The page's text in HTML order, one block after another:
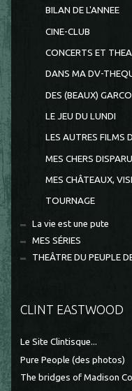
BILAN DE L'ANNEE
CINE-CLUB
CONCERTS ET
DANS MA DV-
DES (BEAUX)
LE JEU DU LUNDI
LES AUTRES FILMS
MES CHERS
MES CHÂTEAUX,
TOURNAGE
La vie est une pute
MES SÉRIES
THEÂTRE DU PEUPLE
CLINT EASTWOOD
Le Site Clintisque...
Pure People (des photos)
The bridges of Madison